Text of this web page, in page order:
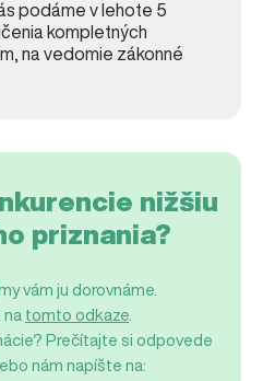
podáme v lehote 5
kompletných
na vedomie zákonné
nižšiu
priznania?
vám ju dorovnáme.
na tomto odkaze
Prečítajte si odpovede
nám napíšte na: